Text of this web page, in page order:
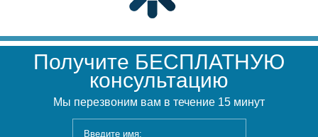
Получите БЕСПЛАТНУЮ
консультацию
Мы перезвоним вам в течение 15 минут